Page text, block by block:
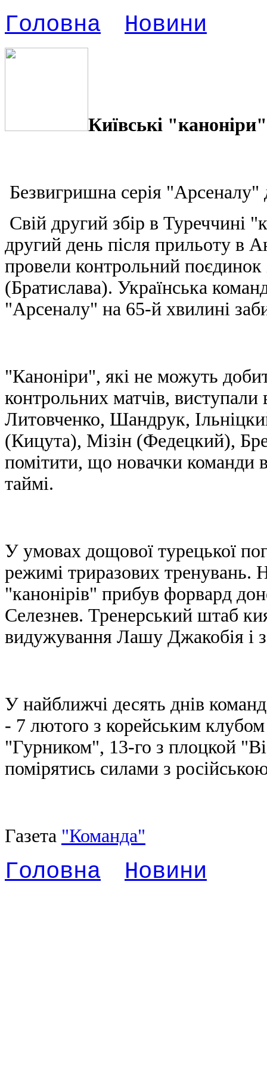
Головна Новини
Київські
Безвигришна серія "Арсеналу"
Свій другий збір в Туреччині
другий день після прильоту в
провели контрольний
(Братислава). Українська
"Арсеналу" на 65-й хвилині
"Каноніри", які не можуть
контрольних матчів,
Литовченко, Шандрук,
(Кицута), Мізін (Федецкий),
помітити, що новачки команди
таймі.
У умовах дощової турецької
режимі триразових тренувань.
"канонірів" прибув форвард
Селезнев. Тренерський штаб
видужування Лашу Джакобія і
У найближчі десять днів
- 7 лютого з корейським
"Гурником", 13-го з плоцкой
помірятись силами з
Газета "Команда"
Головна Новини